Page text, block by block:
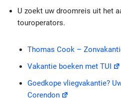
U zoekt uw droomreis uit het
touroperators.
Thomas Cook –
Vakantie boeken met TUI
Goedkope vliegvakantie?
Corendon